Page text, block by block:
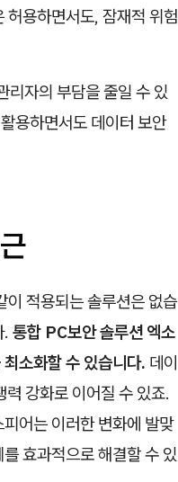
허용하면서도, 잠재적 위험
리자의 부담을 줄일 수 있
용하면서도 데이터 보안
이 적용되는 솔루션은 없습
. 통합 PC보안 솔루션 엑소
소화할 수 있습니다. 데이
강화로 이어질 수 있죠.
어는 이러한 변화에 발맞
효과적으로 해결할 수 있